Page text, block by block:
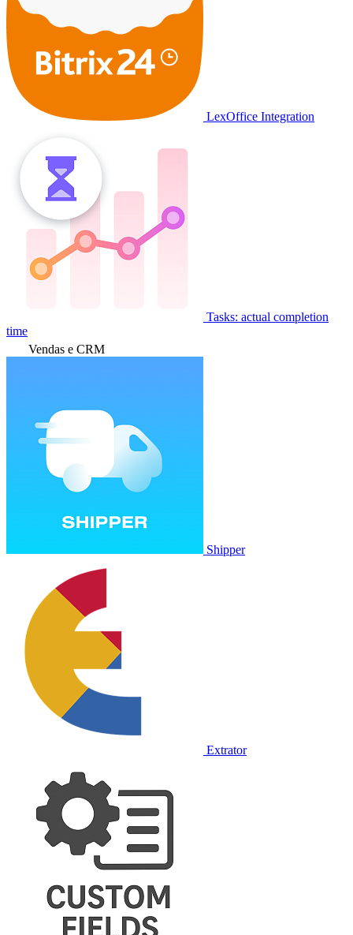
LexOffice Integration
Tasks: actual completion
time
Vendas e CRM
Shipper
Extrator